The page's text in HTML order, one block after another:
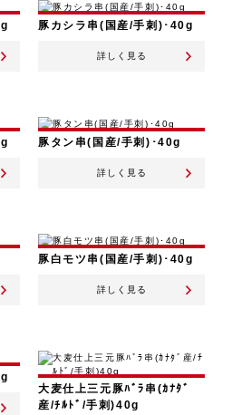
豚カシラ串(国産/手刺)･40g
詳しく見る
豚タン串(国産/手刺)･40g
詳しく見る
豚白モツ串(国産/手刺)･40g
詳しく見る
大麦仕上三元豚ﾊﾞﾗ串(ｶﾅﾀﾞ
産/ﾁﾙﾄﾞ/手刺)40g